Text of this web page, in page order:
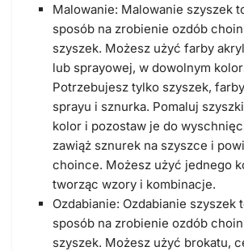
Malowanie: Malowanie szyszek
sposób na zrobienie ozdób
szyszek. Możesz użyć farby
lub sprayowej, w dowolnym
Potrzebujesz tylko szyszek,
sprayu i sznurka. Pomaluj
kolor i pozostaw je do
zawiąż sznurek na szyszce i
choince. Możesz użyć jednego
tworząc wzory i kombinacje.
Ozdabianie: Ozdabianie szyszek
sposób na zrobienie ozdób
szyszek. Możesz użyć brokatu,